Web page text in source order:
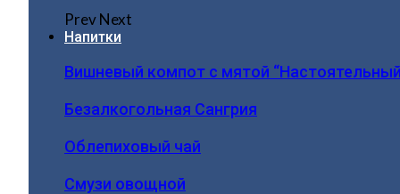
PrevNext
Напитки
Вишневый компот с мятой
Безалкогольная Сангрия
Облепиховый чай
Смузи овощной